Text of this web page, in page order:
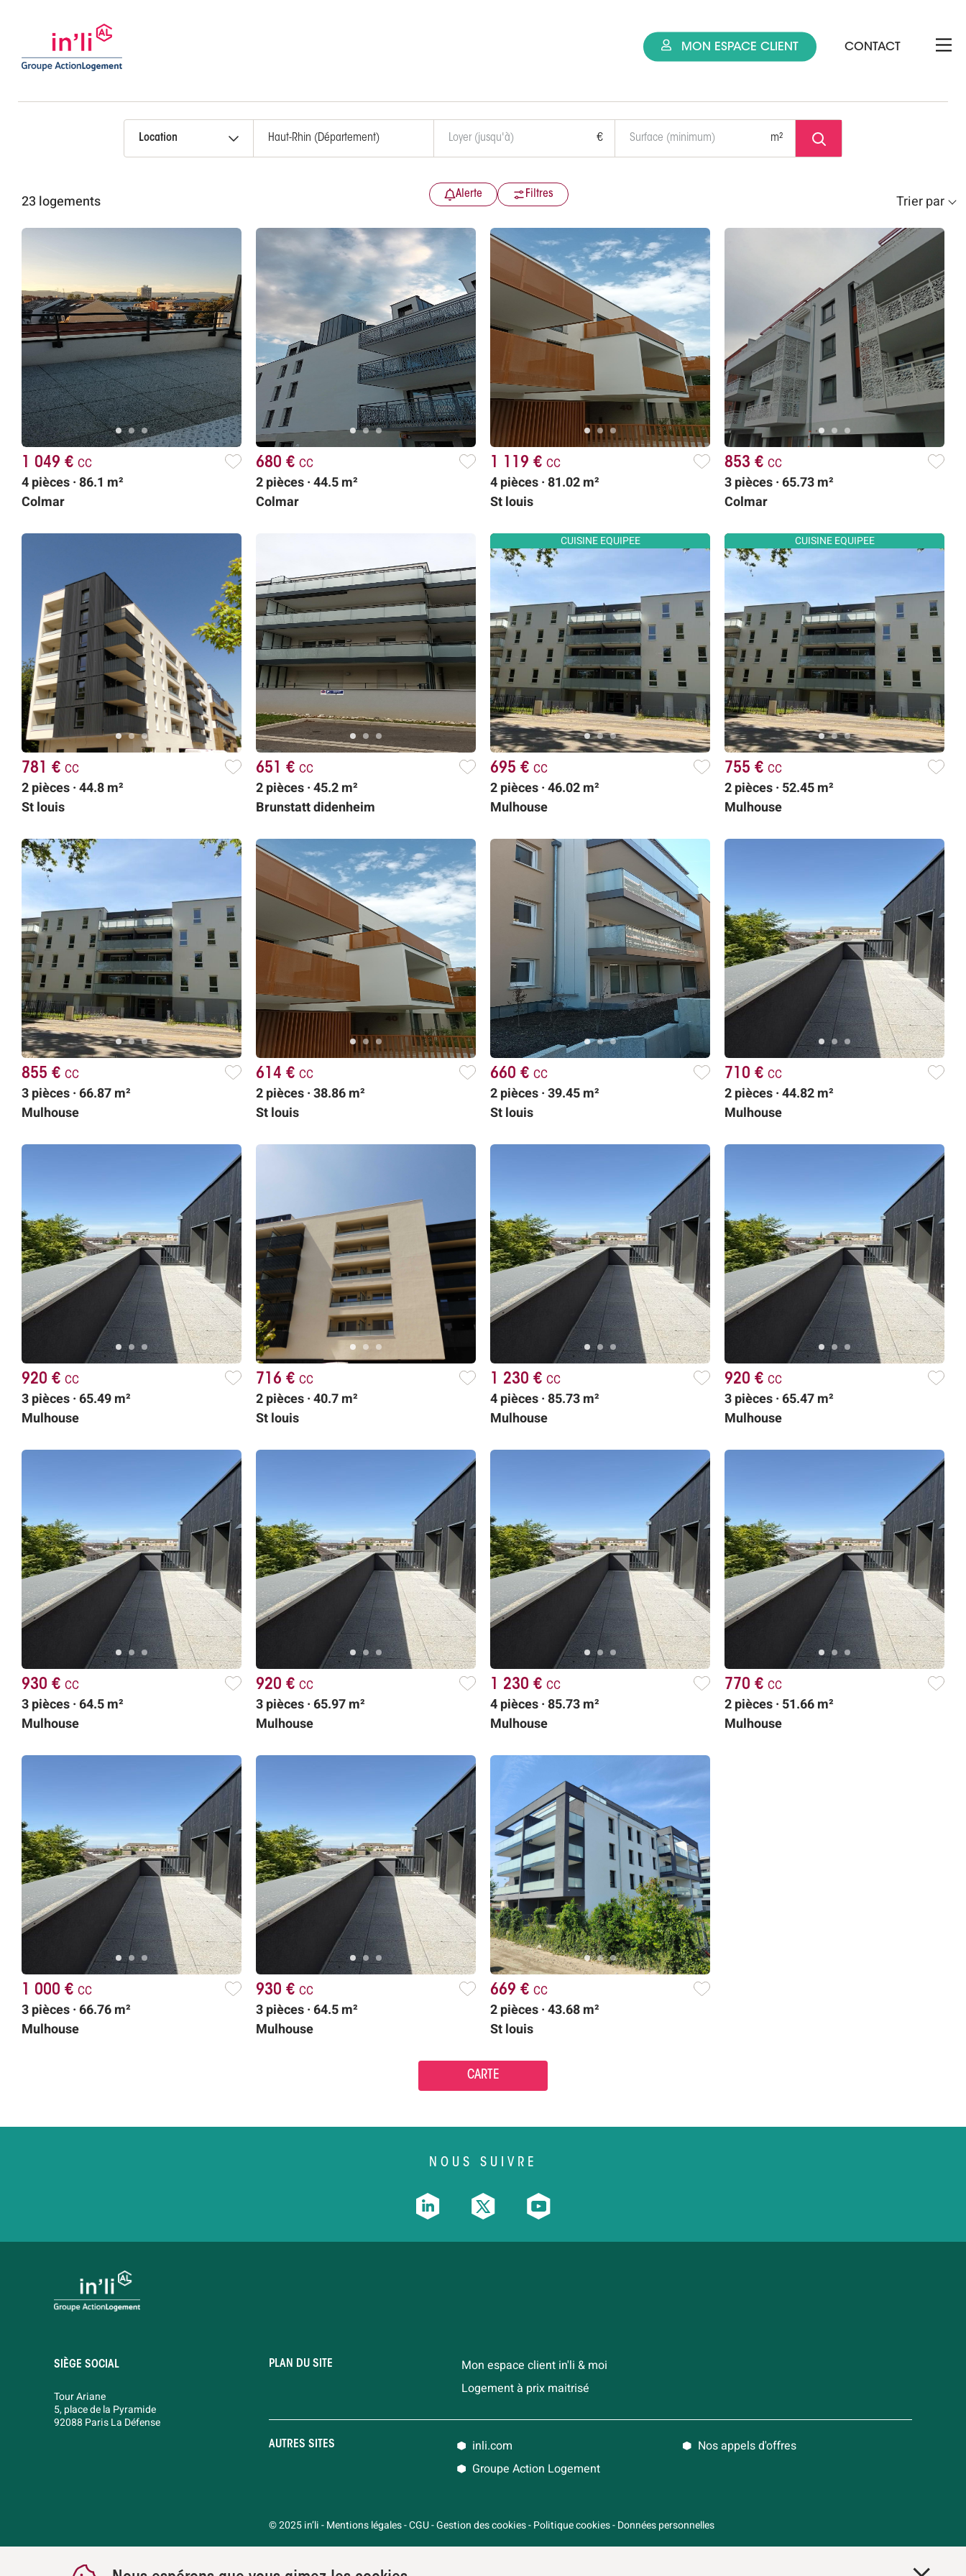
MON ESPACE CLIENT CONTACT
Location € m²
23 logements Alerte Filtres Trier par
1 049 € cc
4 pièces · 86.1 m²
Colmar
680 € cc
2 pièces · 44.5 m²
Colmar
1 119 € cc
4 pièces · 81.02 m²
St louis
853 € cc
3 pièces · 65.73 m²
Colmar
781 € cc
2 pièces · 44.8 m²
St louis
651 € cc
2 pièces · 45.2 m²
Brunstatt didenheim
CUISINE EQUIPEE
695 € cc
2 pièces · 46.02 m²
Mulhouse
CUISINE EQUIPEE
755 € cc
2 pièces · 52.45 m²
Mulhouse
855 € cc
3 pièces · 66.87 m²
Mulhouse
614 € cc
2 pièces · 38.86 m²
St louis
660 € cc
2 pièces · 39.45 m²
St louis
710 € cc
2 pièces · 44.82 m²
Mulhouse
920 € cc
3 pièces · 65.49 m²
Mulhouse
716 € cc
2 pièces · 40.7 m²
St louis
1 230 € cc
4 pièces · 85.73 m²
Mulhouse
920 € cc
3 pièces · 65.47 m²
Mulhouse
930 € cc
3 pièces · 64.5 m²
Mulhouse
920 € cc
3 pièces · 65.97 m²
Mulhouse
1 230 € cc
4 pièces · 85.73 m²
Mulhouse
770 € cc
2 pièces · 51.66 m²
Mulhouse
1 000 € cc
3 pièces · 66.76 m²
Mulhouse
930 € cc
3 pièces · 64.5 m²
Mulhouse
669 € cc
2 pièces · 43.68 m²
St louis
CARTE
NOUS SUIVRE
SIÈGE SOCIAL
Tour Ariane
5, place de la Pyramide
92088 Paris La Défense
PLAN DU SITE
Mon espace client in'li & moi
Logement à prix maitrisé
AUTRES SITES inli.com
Nos appels d'offres
Groupe Action Logement
© 2025 in’li-Mentions légales-CGU-Gestion des cookies-Politique cookies-Données personnelles